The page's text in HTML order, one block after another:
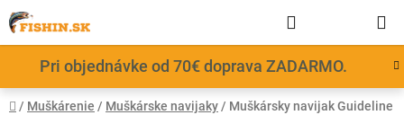
Prejsť
na
obsah
Pri objednávke od 70€ doprava ZADARMO.
KOŠÍK
Domov
/ Muškárenie / Muškárske navijaky / Muškársky navijak Guideline